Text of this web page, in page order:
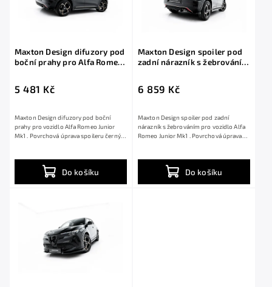
Maxton Design difuzory pod
boční prahy pro Alfa Romeo
5 481 Kč
Do košíku
Maxton Design difuzory pod boční
prahy pro vozidlo Alfa Romeo Junior
Mk1 . Povrchová úprava spoileru černý
Maxton Design spoiler pod
zadní nárazník s žebrováním
6 859 Kč
Do košíku
Maxton Design spoiler pod zadní
nárazník s žebrováním pro vozidlo Alfa
Romeo Junior Mk1 . Povrchová úprava